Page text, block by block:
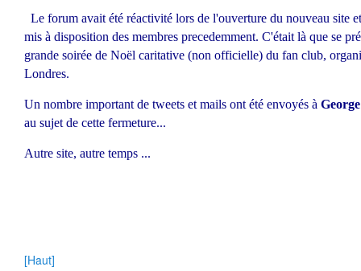
Le forum avait été réactivité lors de l'ouverture du nouveau site
mis à disposition des membres precedemment. C'était là que se
grande soirée de Noël caritative (non officielle) du fan club,
Londres.
Un nombre important de tweets et mails ont été envoyés à
au sujet de cette fermeture...
Autre site, autre temps ...
[Haut]